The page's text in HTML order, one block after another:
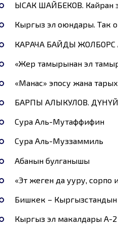
ЫСАК ШАЙБЕКОВ. Кайран
Кыргыз эл оюндары. Так
КАРАЧА БАЙДЫ ЖОЛБОРС
«Жер тамырынан эл
«Манас» эпосу жана тарых
БАРПЫ АЛЫКУЛОВ.
Сура Аль-Мутаффифин
Сура Аль-Муззаммиль
Абанын булганышы
«Эт жеген да ууру, сорпо
Бишкек – Кыргызстандын
Кыргыз эл макалдары А-2